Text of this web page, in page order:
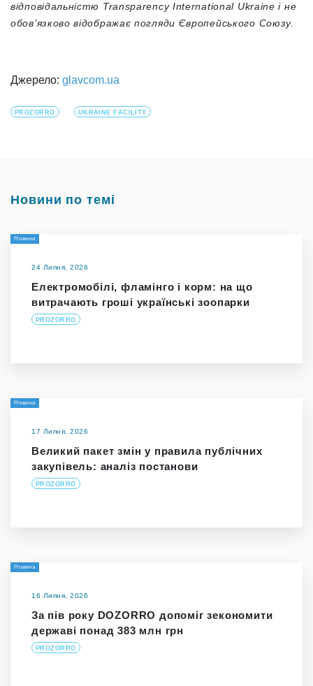
відповідальністю Transparency International Ukraine і не
обов’язково відображає погляди Європейського Союзу.
Джерело: glavcom.ua
PROZORRO UKRAINE FACILITY
Новини по темі
Новини
24 Липня, 2026
Електромобілі, фламінго і корм: на що
витрачають гроші українські зоопарки
PROZORRO
Новини
17 Липня, 2026
Великий пакет змін у правила публічних
закупівель: аналіз постанови
PROZORRO
Новина
16 Липня, 2026
За пів року DOZORRO допоміг зекономити
державі понад 383 млн грн
PROZORRO